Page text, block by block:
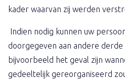
kader waarvan zij werden
Indien nodig kunnen uw
doorgegeven aan andere
bijvoorbeeld het geval zijn
gedeeltelijk gereorganiseerd